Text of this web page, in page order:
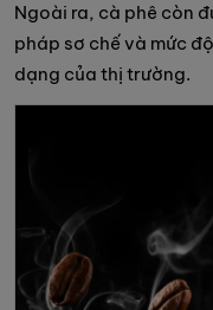
Ngoài ra, cà phê còn
pháp sơ chế và mức
dạng của thị trường.